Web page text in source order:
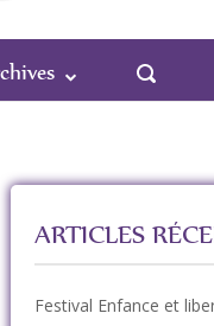
OUVRIR
LA
BARRE
ARTICLES
Festival Enfance et